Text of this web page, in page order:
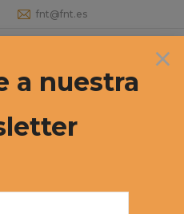
fnt@fnt.es
×
a nuestra